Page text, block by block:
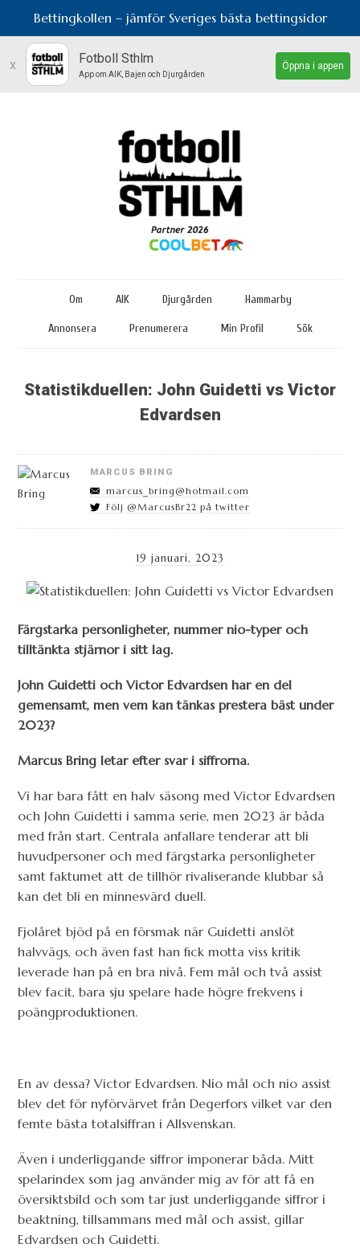
Bettingkollen – jämför Sveriges bästa bettingsidor
x Fotboll Sthlm
App om AIK, Bajen och Djurgården
Öppna i appen
Om AIK Djurgården Hammarby
Annonsera Prenumerera Min Profil Sök
Statistikduellen: John Guidetti vs Victor
Edvardsen
MARCUS BRING
marcus_bring@hotmail.com
Följ @MarcusBr22 på twitter
19 januari, 2023
Färgstarka personligheter, nummer nio-typer och
tilltänkta stjärnor i sitt lag.
John Guidetti och Victor Edvardsen har en del
gemensamt, men vem kan tänkas prestera bäst under
2023?
Marcus Bring letar efter svar i siffrorna.
Vi har bara fått en halv säsong med Victor Edvardsen
och John Guidetti i samma serie, men 2023 är båda
med från start. Centrala anfallare tenderar att bli
huvudpersoner och med färgstarka personligheter
samt faktumet att de tillhör rivaliserande klubbar så
kan det bli en minnesvärd duell.
Fjolåret bjöd på en försmak när Guidetti anslöt
halvvägs, och även fast han fick motta viss kritik
leverade han på en bra nivå. Fem mål och två assist
blev facit, bara sju spelare hade högre frekvens i
poängproduktionen.
En av dessa? Victor Edvardsen. Nio mål och nio assist
blev det för nyförvärvet från Degerfors vilket var den
femte bästa totalsiffran i Allsvenskan.
Även i underliggande siffror imponerar båda. Mitt
spelarindex som jag använder mig av för att få en
översiktsbild och som tar just underliggande siffror i
beaktning, tillsammans med mål och assist, gillar
Edvardsen och Guidetti.